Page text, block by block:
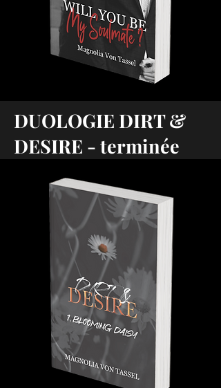
DUOLOGIE DIRT &
DESIRE - terminée